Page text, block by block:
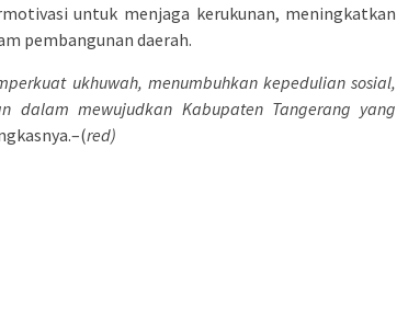
untuk menjaga kerukunan, meningkatkan
pembangunan daerah.
ukhuwah, menumbuhkan kepedulian sosial,
dalam mewujudkan Kabupaten Tangerang yang
red)